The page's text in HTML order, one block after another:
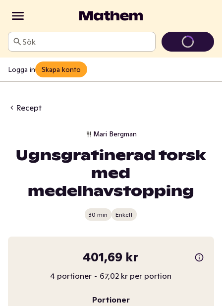
Sök
Logga in Skapa konto
Recept
Mari Bergman
Ugnsgratinerad torsk
med
medelhavstopping
30 min Enkelt
401,69 kr
4 portioner • 67,02 kr per portion
Portioner